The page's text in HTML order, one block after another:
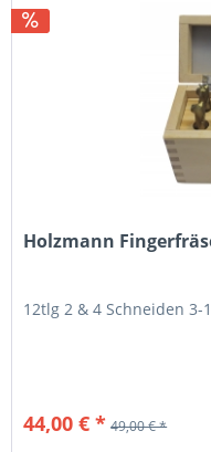
Holzmann
12tlg 2 & 4 Schneiden
44,00 € * 49,00 € *